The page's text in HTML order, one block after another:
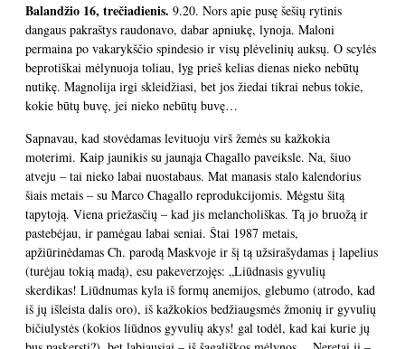
Balandžio 16, trečiadienis. 9.20. Nors apie pusę šešių rytinis
dangaus pakraštys raudonavo, dabar apniukę, lynoja. Maloni
permaina po vakarykščio spindesio ir visų plėvelinių auksų. O scylės
beprotiškai mėlynuoja toliau, lyg prieš kelias dienas nieko nebūtų
nutikę. Magnolija irgi skleidžiasi, bet jos žiedai tikrai nebus tokie,
kokie būtų buvę, jei nieko nebūtų buvę…
Sapnavau, kad stovėdamas levituoju virš žemės su kažkokia
moterimi. Kaip jaunikis su jaunąja Chagallo paveiksle. Na, šiuo
atveju – tai nieko labai nuostabaus. Mat manasis stalo kalendorius
šiais metais – su Marco Chagallo reprodukcijomis. Mėgstu šitą
tapytoją. Viena priežasčių – kad jis melancholiškas. Tą jo bruožą ir
pastebėjau, ir pamėgau labai seniai. Štai 1987 metais,
apžiūrinėdamas Ch. parodą Maskvoje ir šį tą užsirašydamas į lapelius
(turėjau tokią madą), esu pakeverzojęs: „Liūdnasis gyvulių
skerdikas! Liūdnumas kyla iš formų anemijos, glebumo (atrodo, kad
iš jų išleista dalis oro), iš kažkokios bedžiaugsmės žmonių ir gyvulių
bičiulystės (kokios liūdnos gyvulių akys! gal todėl, kad kai kurie jų